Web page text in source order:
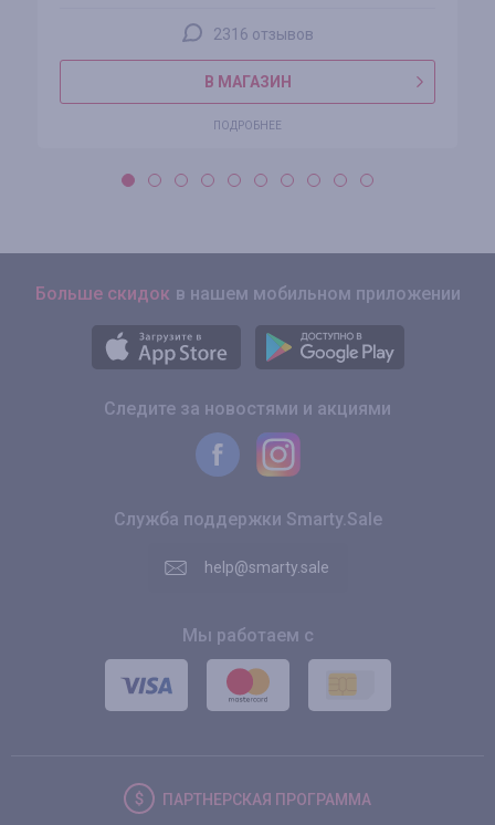
2316 отзывов
В МАГАЗИН
ПОДРОБНЕЕ
Больше скидок в нашем мобильном приложении
Следите за новостями и акциями
Служба поддержки Smarty.Sale
help@smarty.sale
Мы работаем с
ПАРТНЕРСКАЯ ПРОГРАММА